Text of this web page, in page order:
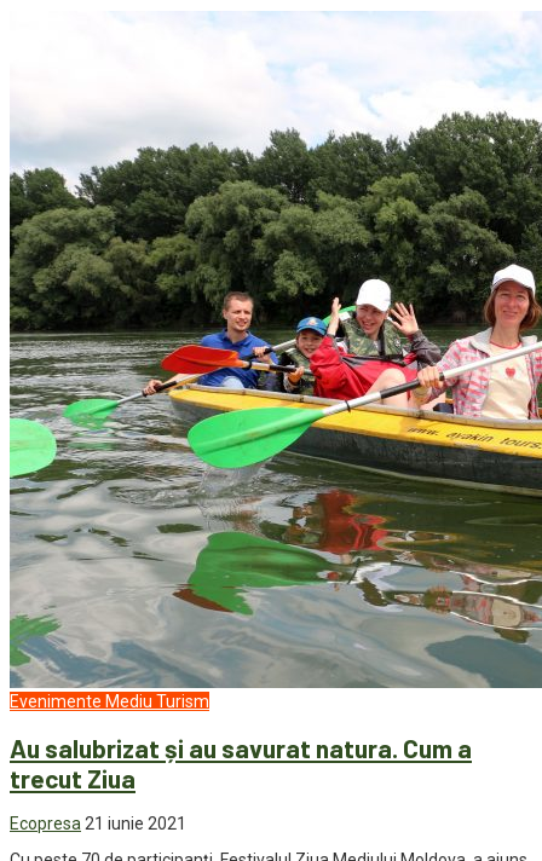
Evenimente Mediu Turism
Au salubrizat și au savurat natura. Cum a
trecut Ziua
Ecopresa 21 iunie 2021